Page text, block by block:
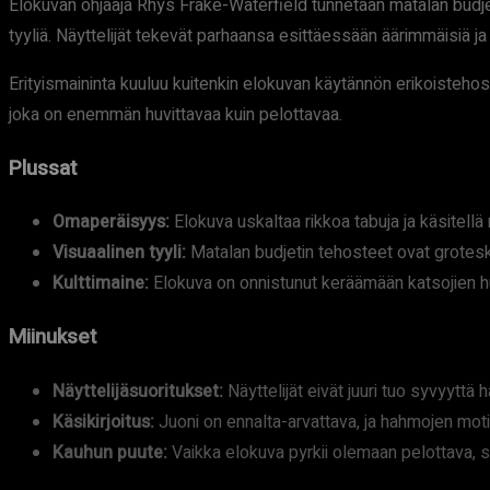
Elokuvan ohjaaja Rhys Frake-Waterfield tunnetaan matalan
tyyliä. Näyttelijät tekevät parhaansa esittäessään äärimmäisiä
Erityismaininta kuuluu kuitenkin elokuvan käytännön
joka on enemmän huvittavaa kuin pelottavaa.
Plussat
Omaperäisyys: Elokuva uskaltaa rikkoa tabuja ja
Visuaalinen tyyli: Matalan budjetin tehosteet ovat
Kulttimaine: Elokuva on onnistunut keräämään katsojien
Miinukset
Näyttelijäsuoritukset: Näyttelijät eivät juuri tuo syvyyttä
Käsikirjoitus: Juoni on ennalta-arvattava, ja hahmojen
Kauhun puute:Vaikka elokuva pyrkii olemaan pelottava,